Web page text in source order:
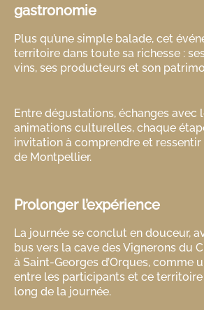
gastronomie
Plus qu’une simple balade, cet
territoire dans toute sa richesse :
vins, ses producteurs et son
Entre dégustations, échanges avec
animations culturelles, chaque
invitation à comprendre et ressentir
de Montpellier.
Prolonger l’expérience
La journée se conclut en douceur,
bus vers la cave des Vignerons du
à Saint-Georges d’Orques, comme
entre les participants et ce
long de la journée.